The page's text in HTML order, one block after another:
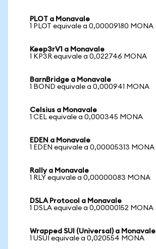
PLOT a Monavale
1 PLOT equivale a 0,00009180 MONA
Keep3rV1 a Monavale
1 KP3R equivale a 0,022746 MONA
BarnBridge a Monavale
1 BOND equivale a 0,000941 MONA
Celsius a Monavale
1 CEL equivale a 0,000345 MONA
EDEN a Monavale
1 EDEN equivale a 0,00005313 MONA
Rally a Monavale
1 RLY equivale a 0,00000083 MONA
DSLA Protocol a Monavale
1 DSLA equivale a 0,00000152 MONA
Wrapped SUI (Universal) a Monavale
1 USUI equivale a 0,020554 MONA